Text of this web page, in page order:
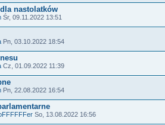
nastolatków
Śr, 09.11.2022 13:51
Pn, 03.10.2022 18:54
Cz, 01.09.2022 11:39
Pn, 22.08.2022 16:54
So, 13.08.2022 16:56